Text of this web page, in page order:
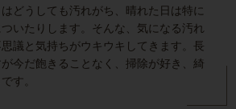
どうしても汚れがち、晴れた日は特に
いたりします。そんな、気になる汚れ
議と気持ちがウキウキしてきます。長
今だ飽きることなく、掃除が好き、綺
す。